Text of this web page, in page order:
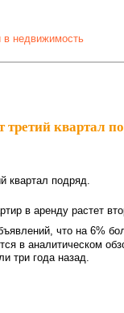
в недвижимость
квартал
квартал подряд.
в аренду растет
что на 6%
в аналитическом
три года назад.